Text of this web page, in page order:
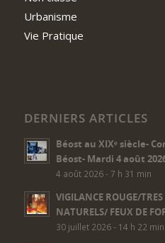
Urbanisme
Vie Pratique
DERNIERS ARTICLES
Béost au XIXᵉ siècle-
Béost- Mardi 4 août
4 août 2026 - 7 h 31 min
VIGILANCE ROUGE/TRES
NATURELS/ FEUX DE
30 juillet 2026 - 14 h 22 min